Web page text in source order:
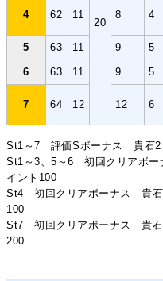
20
4 62 11 8 4
5 63 11 9 5
6 63 11 9 5
7 64 12 12 6
St1～7 評価Sボーナス 貴石2
St1～3、5～6 初回クリアボ
イント100
St4 初回クリアボーナス 貴石
100
St7 初回クリアボーナス 貴石
200